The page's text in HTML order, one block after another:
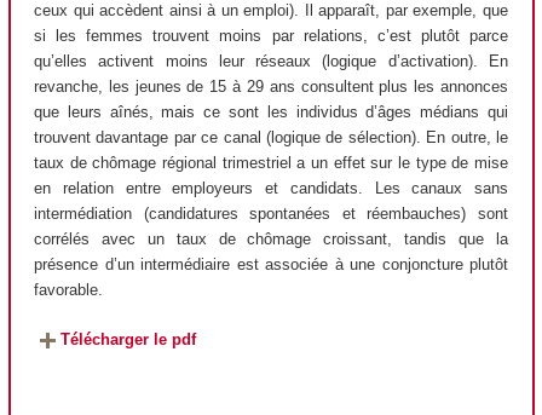
ceux qui accèdent ainsi à un emploi). Il apparaît, par exemple, que
si les femmes trouvent moins par relations, c’est plutôt parce
qu’elles activent moins leur réseaux (logique d’activation). En
revanche, les jeunes de 15 à 29 ans consultent plus les annonces
que leurs aînés, mais ce sont les individus d’âges médians qui
trouvent davantage par ce canal (logique de sélection). En outre, le
taux de chômage régional trimestriel a un effet sur le type de mise
en relation entre employeurs et candidats. Les canaux sans
intermédiation (candidatures spontanées et réembauches) sont
corrélés avec un taux de chômage croissant, tandis que la
présence d’un intermédiaire est associée à une conjoncture plutôt
favorable.
Télécharger le pdf